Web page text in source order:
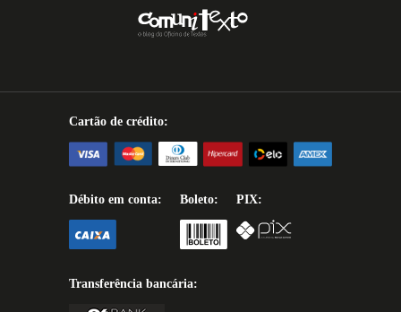
Cartão de crédito:
Débito em conta: Boleto: PIX:
Transferência bancária: